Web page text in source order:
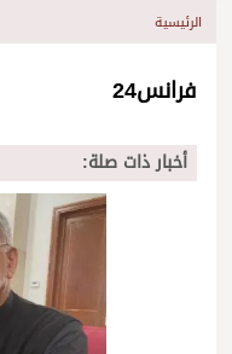
الرئيسية
فرانس24
أخبار ذات صلة: